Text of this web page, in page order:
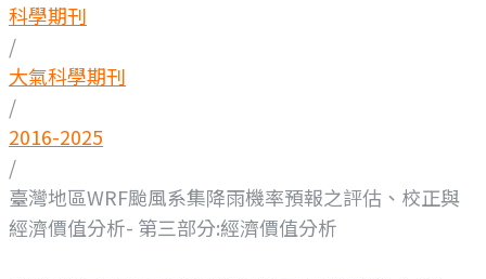
科學期刊
/
大氣科學期刊
/
2016-2025
/
臺灣地區WRF颱風系集降雨機率預報之評估、校正與
經濟價值分析- 第三部分:經濟價值分析